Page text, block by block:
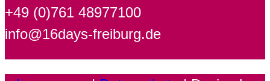
+49 (0)761 48977100
info@16days-freiburg.de